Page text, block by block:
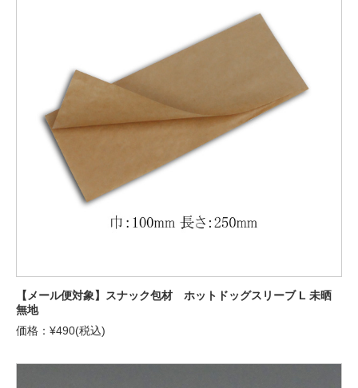
【メール便対象】スナック包材 ホットドッグスリーブ L 未晒
無地
価格：¥490(税込)